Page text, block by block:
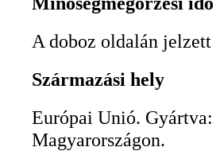
A doboz oldalán
Származási hely
Európai Unió. Gyártva:
Magyarországon.